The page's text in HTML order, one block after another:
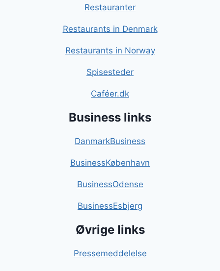
Restauranter
Restaurants in Denmark
Restaurants in Norway
Spisesteder
Caféer.dk
Business links
DanmarkBusiness
BusinessKøbenhavn
BusinessOdense
BusinessEsbjerg
Øvrige links
Pressemeddelelse